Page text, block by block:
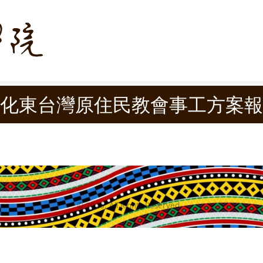
東台灣原住民教會事工方案
©2026, All Rights Reserved.